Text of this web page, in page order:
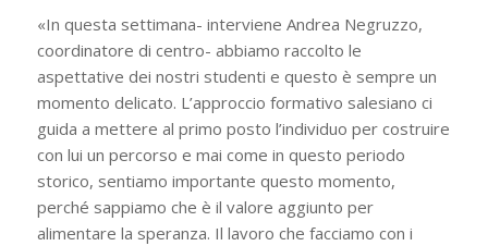
«In questa settimana- interviene Andrea Negruzzo,
coordinatore di centro- abbiamo raccolto le
aspettative dei nostri studenti e questo è sempre un
momento delicato. L’approccio formativo salesiano ci
guida a mettere al primo posto l’individuo per costruire
con lui un percorso e mai come in questo periodo
storico, sentiamo importante questo momento,
perché sappiamo che è il valore aggiunto per
alimentare la speranza. Il lavoro che facciamo con i